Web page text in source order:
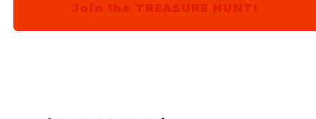
Join the TREASURE HUNT!